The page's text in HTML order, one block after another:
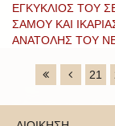
ΕΓΚΥΚΛΙΟΣ ΤΟΥ
ΣΑΜΟΥ ΚΑΙ
ΑΝΑΤΟΛΗΣ ΤΟΥ
21